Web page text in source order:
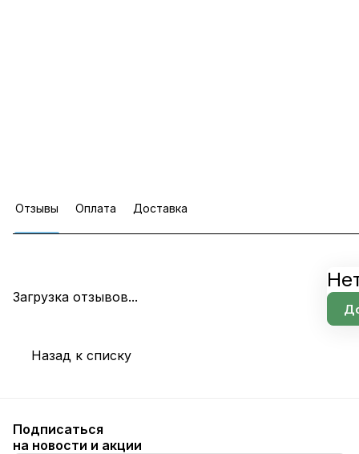
Отзывы Оплата Доставка
Загрузка отзывов...
Назад к списку
Подписаться
на новости и акции